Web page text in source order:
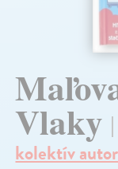
Vlaky
kolektív